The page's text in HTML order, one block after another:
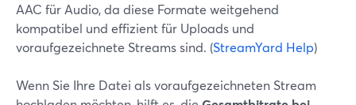
AAC für Audio, da diese Formate weitgehend
kompatibel und effizient für Uploads und
voraufgezeichnete Streams sind. (StreamYard Help)
Wenn Sie Ihre Datei als voraufgezeichneten Stream